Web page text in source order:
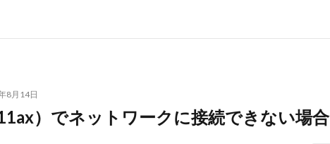
8月14日
）でネットワークに接続できない場合